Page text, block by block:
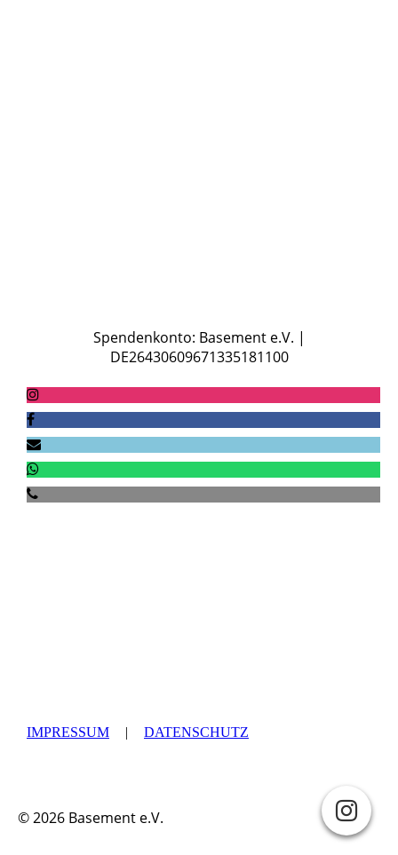
Spendenkonto: Basement e.V. |
DE26430609671335181100
IMPRESSUM | DATENSCHUTZ
© 2026 Basement e.V.